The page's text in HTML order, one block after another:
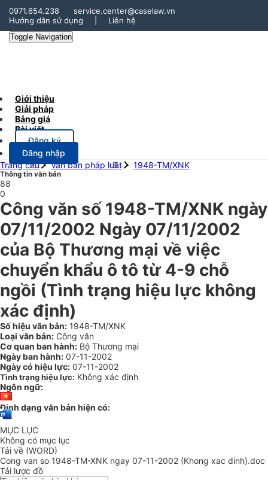
0971.654.238
service.center@caselaw.vn
Hướng dẫn sử dụng
Liên hệ
Toggle Navigation
Giới thiệu
Giải pháp
Bảng giá
Bài viết
Đăng ký
Đăng nhập
Trang chủ
Văn bản pháp luật 1948-TM/XNK
Thông tin văn bản
88
0
Công văn số 1948-TM/XNK ngày
07/11/2002 Ngày 07/11/2002
của Bộ Thương mại về việc
chuyển khẩu ô tô từ 4-9 chỗ
ngồi (Tình trạng hiệu lực không
xác định)
Số hiệu văn bản: 1948-TM/XNK
Loại văn bản: Công văn
Cơ quan ban hành: Bộ Thương mại
Ngày ban hành: 07-11-2002
Ngày có hiệu lực: 07-11-2002
Tình trạng hiệu lực: Không xác định
Ngôn ngữ:
Định dạng văn bản hiện có:
MỤC LỤC
Không có mục lục
Tải về (WORD)
Cong van so 1948-TM-XNK ngay 07-11-2002 (Khong xac dinh).doc
Tải lược đồ